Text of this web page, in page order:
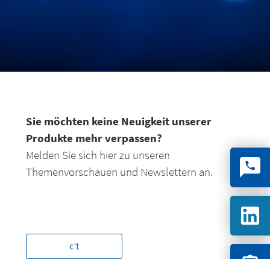
Sie möchten keine Neuigkeit unserer
Produkte mehr verpassen?
Melden Sie sich hier zu unseren
Themenvorschauen und Newslettern an.
c’t